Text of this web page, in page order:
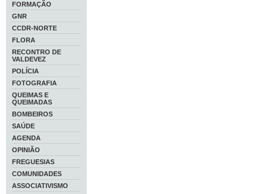
FORMAÇÃO
GNR
CCDR-NORTE
FLORA
RECONTRO DE
VALDEVEZ
POLÍCIA
FOTOGRAFIA
QUEIMAS E
QUEIMADAS
BOMBEIROS
SAÚDE
AGENDA
OPINIÃO
FREGUESIAS
COMUNIDADES
ASSOCIATIVISMO